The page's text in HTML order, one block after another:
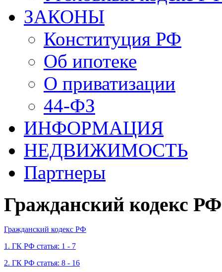
ЗАКОНЫ
Конституция РФ
Об ипотеке
О приватизации
44-ФЗ
ИНФОРМАЦИЯ
НЕДВИЖИМОСТЬ
Партнеры
Гражданский кодекс РФ
Гражданский кодекс РФ
1. ГК РФ статья: 1 - 7
2. ГК РФ статья: 8 - 16